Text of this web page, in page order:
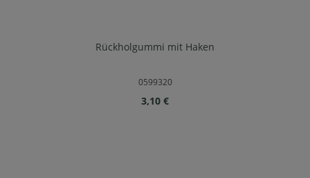
Rückholgummi mit Haken
0599320
Regulärer Preis:
3,10 €